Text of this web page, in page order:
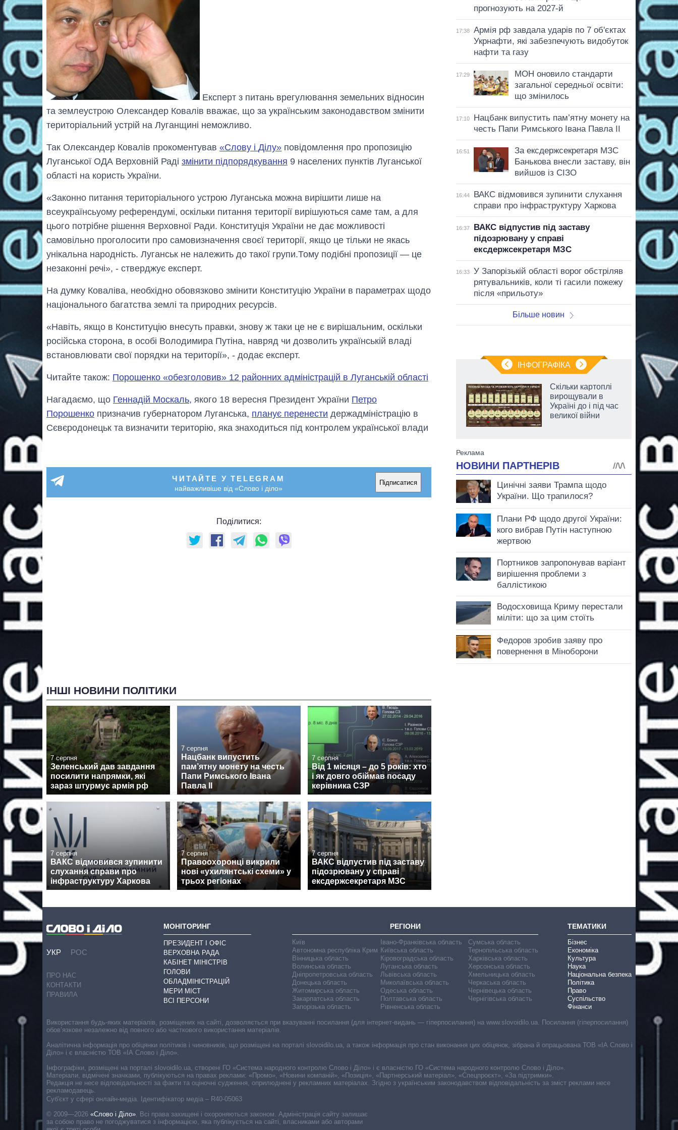
Експерт з питань врегулювання земельних відносин
та землеустрою Олександер Ковалів вважає, що за українським законодавством змінити
територіальний устрій на Луганщині неможливо.
Так Олександер Ковалів прокоментував «Слову і Ділу» повідомлення про пропозицію
Луганської ОДА Верховній Раді змінити підпорядкування 9 населених пунктів Луганської
області на користь України.
«Законно питання територіального устрою Луганська можна вирішити лише на
всеукраїнсьуому референдумі, оскільки питання території вирішуються саме там, а для
цього потрібне рішення Верховної Ради. Конституція України не дає можливості
самовільно проголосити про самовизначення своєї території, якщо це тільки не якась
унікальна народність. Луганськ не належить до такої групи.Тому подібні пропозиції — це
незаконні речі», - стверджує експерт.
На думку Коваліва, необхідно обовязково змінити Конституцію України в параметрах щодо
національного багатства землі та природних ресурсів.
«Навіть, якщо в Конституцію внесуть правки, знову ж таки це не є вирішальним, оскільки
російська сторона, в особі Володимира Путіна, навряд чи дозволить українській владі
встановлювати свої порядки на території», - додає експерт.
Читайте також: Порошенко «обезголовив» 12 районних адміністрацій в Луганській області
Нагадаємо, що Геннадій Москаль, якого 18 вересня Президент України Петро
Порошенко призначив губернатором Луганська, планує перенести держадміністрацію в
Сєвєродонецьк та визначити територію, яка знаходиться під контролем української влади
ЧИТАЙТЕ У TELEGRAM
найважливіше від «Слово і діло»
Підписатися
Поділитися:
ІНШІ НОВИНИ ПОЛІТИКИ
7 серпня
Зеленський дав завдання
посилити напрямки, які
зараз штурмує армія рф
7 серпня
Нацбанк випустить
пам’ятну монету на честь
Папи Римського Івана
Павла II
7 серпня
Від 1 місяця – до 5 років: хто
і як довго обіймав посаду
керівника СЗР
7 серпня
ВАКС відмовився зупинити
слухання справи про
інфраструктуру Харкова
7 серпня
Правоохоронці викрили
нові «ухилянтські схеми» у
трьох регіонах
7 серпня
ВАКС відпустив під заставу
підозрювану у справі
ексдержсекретаря МЗС
прогнозують на 2027-й
17:38
Армія рф завдала ударів по 7 об'єктах
Укрнафти, які забезпечують видобуток
нафти та газу
17:29
МОН оновило стандарти
загальної середньої освіти:
що змінилось
17:10
Нацбанк випустить пам’ятну монету на
честь Папи Римського Івана Павла II
16:51
За ексдержсекретаря МЗС
Банькова внесли заставу, він
вийшов із СІЗО
16:44
ВАКС відмовився зупинити слухання
справи про інфраструктуру Харкова
16:37
ВАКС відпустив під заставу
підозрювану у справі
ексдержсекретаря МЗС
16:33
У Запорізькій області ворог обстріляв
рятувальників, коли ті гасили пожежу
після «прильоту»
Більше новин
ІНФОГРАФІКА
років: хто і як
довго обіймав
посаду керівника
СЗР
Скільки картоплі
вирощували в
Україні до і під час
великої війни
УКР РОС
ПРО НАС
КОНТАКТИ
ПРАВИЛА
МОНІТОРИНГ
ПРЕЗИДЕНТ І ОФІС
ВЕРХОВНА РАДА
КАБІНЕТ МІНІСТРІВ
ГОЛОВИ
ОБЛАДМІНІСТРАЦІЙ
МЕРИ МІСТ
ВСІ ПЕРСОНИ
РЕГІОНИ
Київ
Автономна республіка Крим
Вінницька область
Волинська область
Дніпропетровська область
Донецька область
Житомирська область
Закарпатська область
Запорізька область
Івано-Франківська область
Київська область
Кіровоградська область
Луганська область
Львівська область
Миколаївська область
Одеська область
Полтавська область
Рівненська область
Сумська область
Тернопільська область
Харківська область
Херсонська область
Хмельницька область
Черкаська область
Чернівецька область
Чернігівська область
ТЕМАТИКИ
Бізнес
Економіка
Культура
Наука
Національна безпека
Політика
Право
Суспільство
Фінанси
Cуб'єкт у сфері онлайн-медіа. Ідентифікатор медіа – R40-05063
© 2009—2026 «Слово і Діло». Всі права захищені і охороняються законом. Адміністрація сайту залишає
за собою право не погоджуватися з інформацією, яка публікується на сайті, власниками або авторами
Використання будь-яких матеріалів, розміщених на сайті, дозволяється при вказуванні посилання (для інтернет-видань — гіперпосилання) на www.slovoidilo.ua. Посилання (гіперпосилання)
обов’язкове незалежно від повного або часткового використання матеріалів.
Аналітична інформація про обіцянки політиків і чиновників, що розміщені на порталі slovoidilo.ua, а також інформація про стан виконання цих обіцянок, зібрана й опрацьована ТОВ «ІА Слово і
Діло» і є власністю ТОВ «ІА Слово і Діло».
Інфографіки, розміщені на порталі slovoidilo.ua, створені ГО «Система народного контролю Слово і Діло» і є власністю ГО «Система народного контролю Слово і Діло».
Матеріали, відмічені значками, публікуються на правах реклами: «Промо», «Новини компаній», «Позиція», «Партнерський матеріал», «Спецпроєкт», «За підтримки».
Редакція не несе відповідальності за факти та оціночні судження, оприлюднені у рекламних матеріалах. Згідно з українським законодавством відповідальність за зміст реклами несе
рекламодавець.